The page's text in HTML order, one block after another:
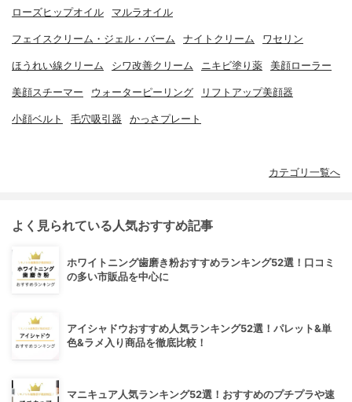
ローズヒップオイル マルラオイル
フェイスクリーム・ジェル・バーム ナイトクリーム ワセリン
ほうれい線クリーム シワ改善クリーム ニキビ塗り薬 美顔ローラー
美顔スチーマー ウォーターピーリング リフトアップ美顔器
小顔ベルト 毛穴吸引器 かっさプレート
カテゴリ一覧へ
よく見られている人気おすすめ記事
ホワイトニング歯磨き粉おすすめランキング52選！口コミ
の多い市販品を中心に
アイシャドウおすすめ人気ランキング52選！パレット&単
色&ラメ入り商品を徹底比較！
マニキュア人気ランキング52選！おすすめのプチプラや速